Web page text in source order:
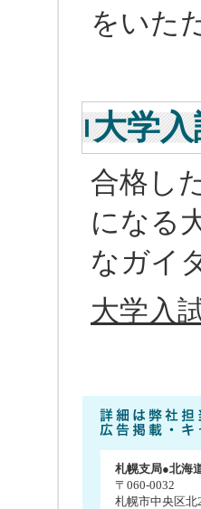
をいた
大学
合格し
になる
なガイ
大学入
札幌支局●北海
〒060-0032
札幌市中央区北